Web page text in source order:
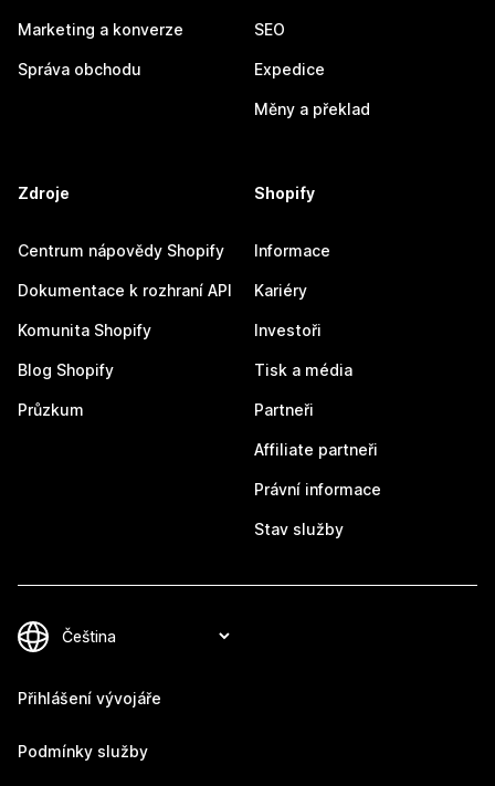
Marketing a konverze
Správa obchodu
SEO
Expedice
Měny a překlad
Zdroje
Centrum nápovědy Shopify
Dokumentace k rozhraní API
Komunita Shopify
Blog Shopify
Průzkum
Shopify
Informace
Kariéry
Investoři
Tisk a média
Partneři
Affiliate partneři
Právní informace
Stav služby
Přihlášení vývojáře
Podmínky služby